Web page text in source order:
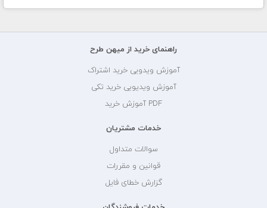
راهنمای خرید از میهن طرح
آموزش ویدویی خرید اشتراک
آموزش ویدیویی خرید تکی
PDF آموزش خرید
خدمات مشتریان
سوالات متداول
قوانین و مقررات
گزارش خطای فایل